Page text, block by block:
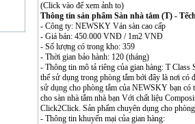
(Click vào để xem ảnh to)
Thông tin sản phẩm Sàn nhà tắm (T) -
- Công ty: NEWSKY Ván sàn cao cấp
- Giá bán: 450.000 VNĐ / 1m2 VNĐ
- Số lượng có trong kho: 359
- Thời gian bảo hành: 120 (tháng)
- Thông tin mô tả riêng của gian hàng: T
thể sử dụng trong phòng tắm bới đây là nơi có
sử dụng cho phòng tắm của NEWSKY bạn có
cho sàn nhà tắm nhà bạn Với chất liệu
Click2Click. Sản phẩm chuyên dụng cho
- Thông tin khuyến mại của gian hàng: